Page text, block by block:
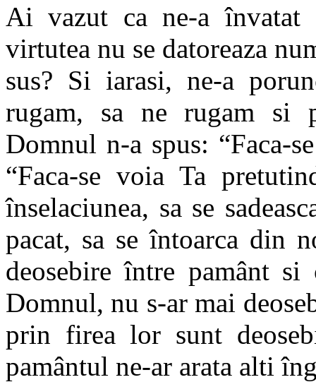
Ai vazut ca ne-a învatat
virtutea nu se datoreaza
sus? Si iarasi, ne-a
rugam, sa ne rugam si
Domnul n-a spus: “Faca-
“Faca-se voia Ta
înselaciunea, sa se
pacat, sa se întoarca din
deosebire între pamânt si
Domnul, nu s-ar mai
prin firea lor sunt
pamântul ne-ar arata alti